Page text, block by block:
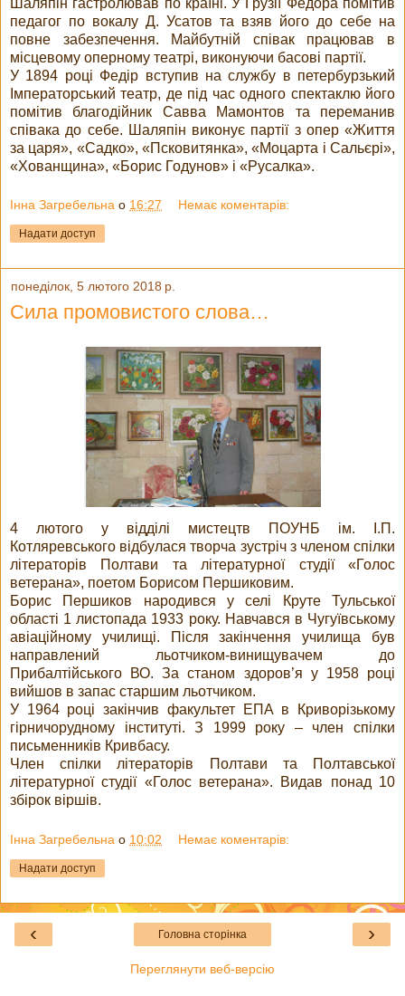
педагог по вокалу Д. Усатов та взяв його до себе на
повне забезпечення. Майбутній співак працював в
місцевому оперному театрі, виконуючи басові партії.
У 1894 році Федір вступив на службу в петербурзький
Імператорський театр, де під час одного спектаклю його
помітив благодійник Савва Мамонтов та переманив
співака до себе. Шаляпін виконує партії з опер «Життя
за царя», «Садко», «Псковитянка», «Моцарта і Сальєрі»,
«Хованщина», «Борис Годунов» і «Русалка».
Інна Загребельна о 16:27 Немає коментарів:
Надати доступ
понеділок, 5 лютого 2018 р.
Сила промовистого слова…
4 лютого у відділі мистецтв ПОУНБ ім. І.П.
Котляревського відбулася творча зустріч з членом спілки
літераторів Полтави та літературної студії «Голос
ветерана», поетом Борисом Першиковим.
Борис Першиков народився у селі Круте Тульської
області 1 листопада 1933 року. Навчався в Чугуївському
авіаційному училищі. Після закінчення училища був
направлений льотчиком-винищувачем до
Прибалтійського ВО. За станом здоров’я у 1958 році
вийшов в запас старшим льотчиком.
У 1964 році закінчив факультет ЕПА в Криворізькому
гірничорудному інституті. З 1999 року – член спілки
письменників Кривбасу.
Член спілки літераторів Полтави та Полтавської
літературної студії «Голос ветерана». Видав понад 10
збірок віршів.
Інна Загребельна о 10:02 Немає коментарів:
Надати доступ
‹ ›
Головна сторінка
Переглянути веб-версію